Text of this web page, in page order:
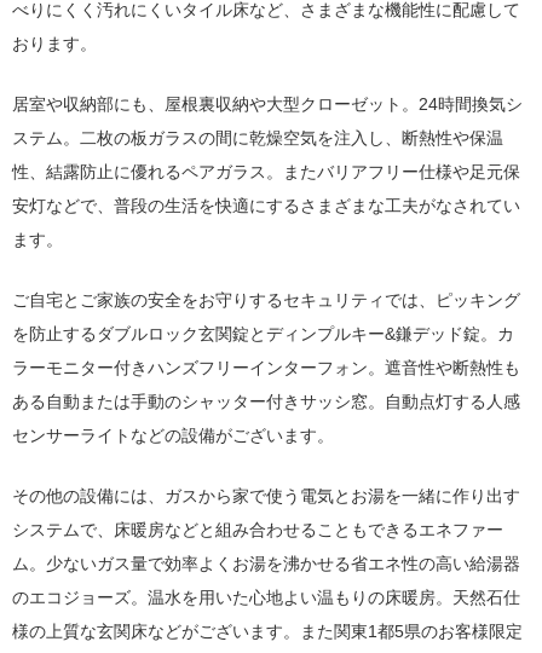
べりにくく汚れにくいタイル床など、さまざまな機能性に配慮して
おります。
居室や収納部にも、屋根裏収納や大型クローゼット。24時間換気シ
ステム。二枚の板ガラスの間に乾燥空気を注入し、断熱性や保温
性、結露防止に優れるペアガラス。またバリアフリー仕様や足元保
安灯などで、普段の生活を快適にするさまざまな工夫がなされてい
ます。
ご自宅とご家族の安全をお守りするセキュリティでは、ピッキング
を防止するダブルロック玄関錠とディンプルキー&鎌デッド錠。カ
ラーモニター付きハンズフリーインターフォン。遮音性や断熱性も
ある自動または手動のシャッター付きサッシ窓。自動点灯する人感
センサーライトなどの設備がございます。
その他の設備には、ガスから家で使う電気とお湯を一緒に作り出す
システムで、床暖房などと組み合わせることもできるエネファー
ム。少ないガス量で効率よくお湯を沸かせる省エネ性の高い給湯器
のエコジョーズ。温水を用いた心地よい温もりの床暖房。天然石仕
様の上質な玄関床などがございます。また関東1都5県のお客様限定